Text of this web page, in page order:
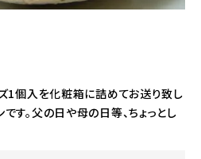
1個入を化粧箱に詰めてお送り致し
す。父の日や母の日等、ちょっとし